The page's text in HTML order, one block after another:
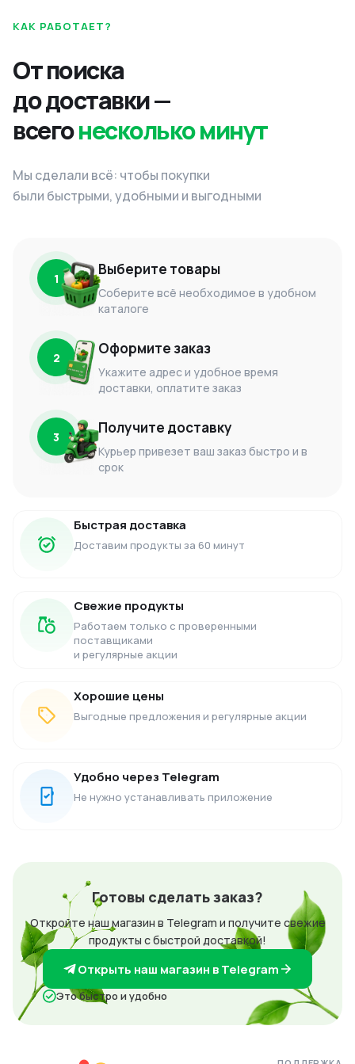
КАК РАБОТАЕТ?
От поиска
до доставки —
всегонесколько минут
Мы сделали всё: чтобы покупки
были быстрыми, удобными и выгодными
1 Выберите товары
Соберите всё необходимое в удобном
каталоге
2 Оформите заказ
Укажите адрес и удобное время
доставки, оплатите заказ
3 Получите доставку
Курьер привезет ваш заказ быстро и в
срок
Быстрая доставка
Доставим продукты за 60 минут
Свежие продукты
Работаем только с проверенными
поставщиками
и регулярные акции
Хорошие цены
Выгодные предложения и регулярные акции
Удобно через Telegram
Не нужно устанавливать приложение
Готовы сделать заказ?
Откройте наш магазин в Telegram и получите свежие
продукты с быстрой доставкой!
Открыть наш магазин в Telegram
Это быстро и удобно